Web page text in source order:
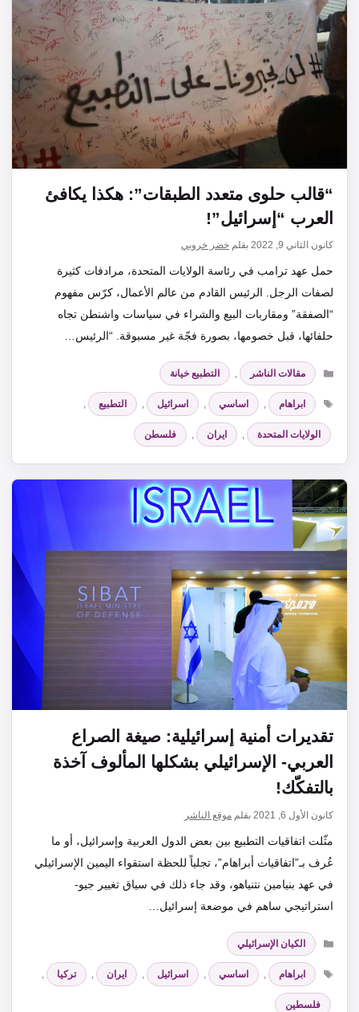
“قالب حلوى متعدد الطبقات”: هكذا يكافئ
العرب “إسرائيل”!
كانون الثاني 9, 2022 بقلم خضر خروبي
حمل عهد ترامب في رئاسة الولايات المتحدة، مرادفات كثيرة
لصفات الرجل. الرئيس القادم من عالم الأعمال، كرّس مفهوم
“الصفقة” ومقاربات البيع والشراء في سياسات واشنطن تجاه
حلفائها، قبل خصومها، بصورة فجّة غير مسبوقة. “الرئيس…
التصنيفات
مقالات الناشر ,
التطبيع خيانة
الوسوم
ابراهام , اساسي , اسرائيل , التطبيع ,
الولايات المتحدة , ايران , فلسطن
تقديرات أمنية إسرائيلية: صيغة الصراع
العربي- الإسرائيلي بشكلها المألوف آخذة
بالتفكّك!
كانون الأول 6, 2021 بقلم موقع الناشر
مثّلت اتفاقيات التطبيع بين بعض الدول العربية وإسرائيل، أو ما
عُرف بـ”اتفاقيات أبراهام”، تجلياً للحظة استقواء اليمين الإسرائيلي
في عهد بنيامين نتنياهو، وقد جاء ذلك في سياق تغيير جيو-
استراتيجي ساهم في موضعة إسرائيل…
التصنيفات
الكيان الإسرائيلي
الوسوم
ابراهام , اساسي , اسرائيل , ايران , تركيا ,
فلسطين